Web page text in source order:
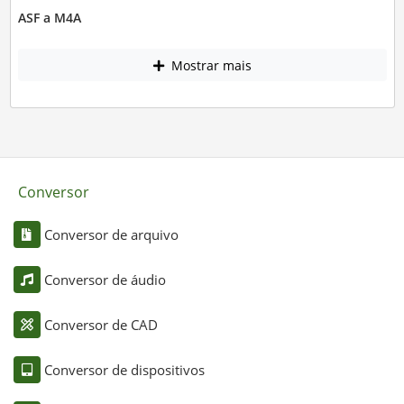
ASF a M4A
Mostrar mais
Conversor
Conversor de arquivo
Conversor de áudio
Conversor de CAD
Conversor de dispositivos